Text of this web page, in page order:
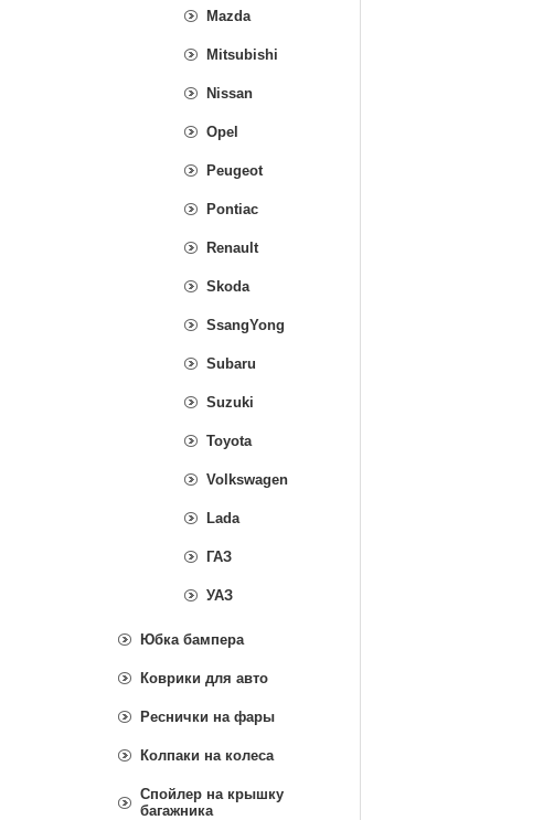
Mazda
Mitsubishi
Nissan
Opel
Peugeot
Pontiac
Renault
Skoda
SsangYong
Subaru
Suzuki
Toyota
Volkswagen
Lada
ГАЗ
УАЗ
Юбка бампера
Коврики для авто
Реснички на фары
Колпаки на колеса
Спойлер на крышку
багажника